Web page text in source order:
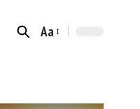
Font
Aa